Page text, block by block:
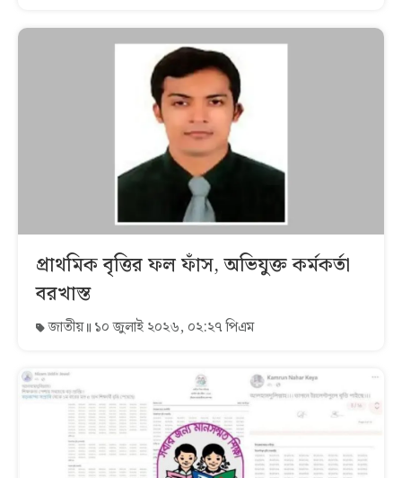
প্রাথমিক বৃত্তির ফল ফাঁস, অভিযুক্ত কর্মকর্তা
বরখাস্ত
জাতীয় ১০ জুলাই ২০২৬, ০২:২৭ পিএম